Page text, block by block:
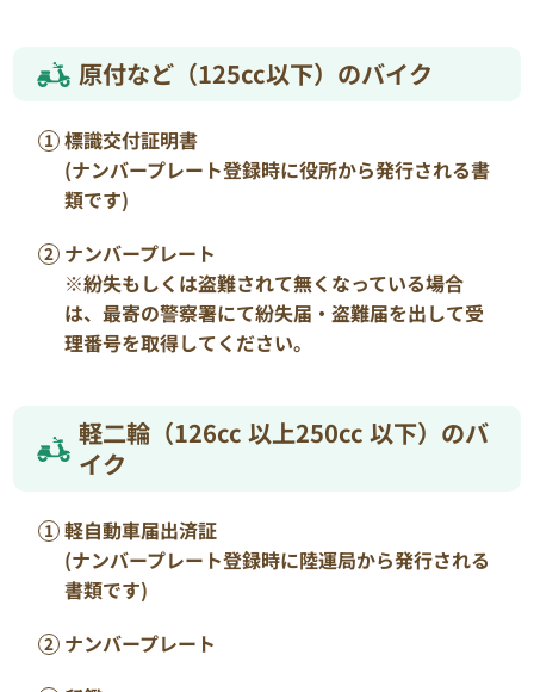
原付など（125cc以下）のバイク
標識交付証明書
(ナンバープレート登録時に役所から発行される書
類です)
ナンバープレート
※紛失もしくは盗難されて無くなっている場合
は、最寄の警察署にて紛失届・盗難届を出して受
理番号を取得してください。
軽二輪（126cc 以上250cc 以下）のバ
イク
軽自動車届出済証
(ナンバープレート登録時に陸運局から発行される
書類です)
ナンバープレート